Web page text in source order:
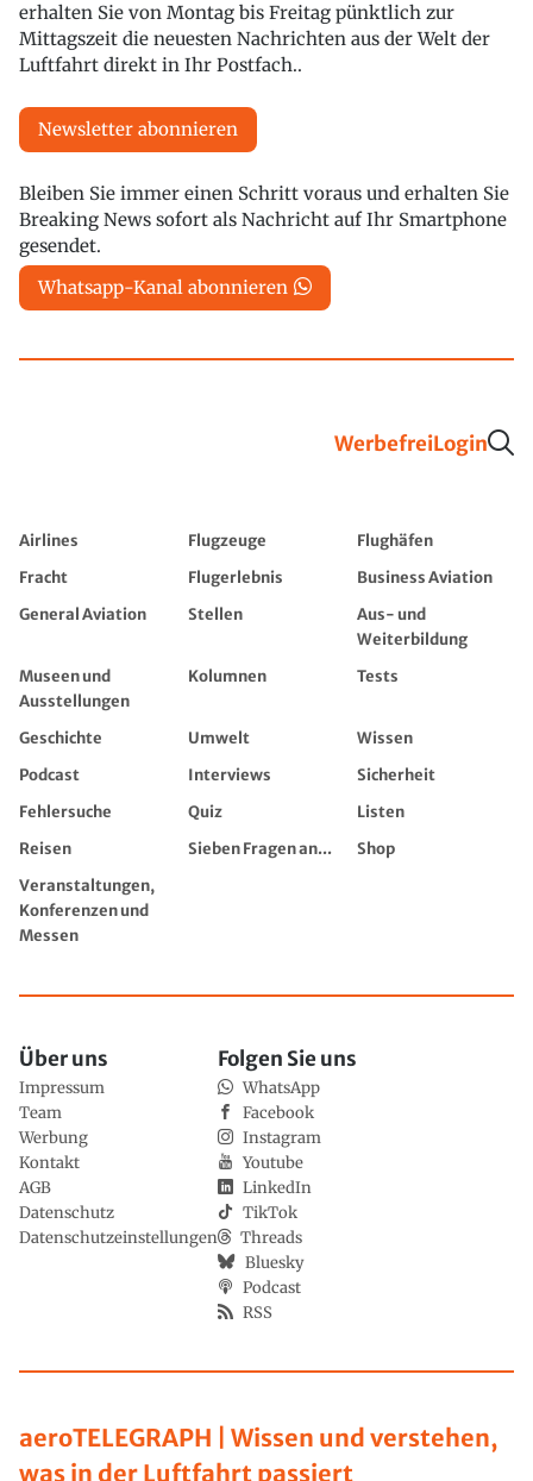
erhalten Sie von Montag bis Freitag pünktlich zur
Mittagszeit die neuesten Nachrichten aus der Welt der
Luftfahrt direkt in Ihr Postfach..
Newsletter abonnieren
Bleiben Sie immer einen Schritt voraus und erhalten Sie
Breaking News sofort als Nachricht auf Ihr Smartphone
gesendet.
Whatsapp-Kanal abonnieren
WerbefreiLogin
Airlines Flugzeuge
Flughäfen
Fracht
Flugerlebnis
Business Aviation
General Aviation
Stellen
Aus- und
Weiterbildung
Museen und
Ausstellungen
Kolumnen Tests
Geschichte Umwelt
Wissen
Podcast
Interviews
Sicherheit
Fehlersuche
Quiz
Listen
Reisen
Sieben Fragen an...
Shop
Veranstaltungen,
Konferenzen und
Messen
aeroTELEGRAPH | Wissen und verstehen,
was in der Luftfahrt passiert
Über uns
Impressum
Team
Werbung
Kontakt
AGB
Datenschutz
Datenschutzeinstellungen
Folgen Sie uns
WhatsApp
Facebook
Instagram
Youtube
LinkedIn
TikTok
Threads
Bluesky
Podcast
RSS